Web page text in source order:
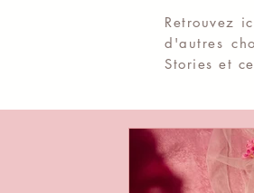
Retrouvez
d'autres
Stories et